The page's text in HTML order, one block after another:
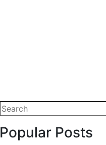
Popular Posts